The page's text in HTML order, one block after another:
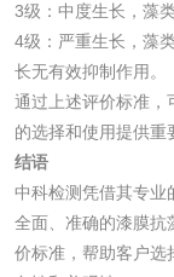
3级：中度生长，藻
4级：严重生长，藻
长无有效抑制作用。
通过上述评价标准，
的选择和使用提供重
结语
中科检测凭借其专业
全面、准确的漆膜抗
价标准，帮助客户选